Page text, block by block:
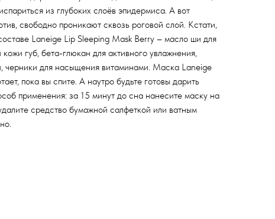
из глубоких слоёв эпидермиса. А вот
свободно проникают сквозь роговой слой. Кстати,
Laneige Lip Sleeping Mask Вerry – масло ши для
губ, бета-глюкан для активного увлажнения,
черники для насыщения витаминами. Маска Laneige
пока вы спите. А наутро будьте готовы дарить
применения: за 15 минут до сна нанесите маску на
средство бумажной салфеткой или ватным